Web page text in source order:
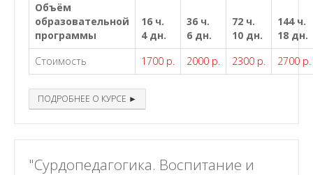
Объём
образовательной
программы
16 ч.
4 дн.
36 ч.
6 дн.
72 ч.
10 дн.
144 ч.
18 дн.
Стоимость
1700 р. 2000 р. 2300 р. 2700 р.
ПОДРОБНЕЕ О КУРСЕ ►
"Сурдопедагогика. Воспитание и